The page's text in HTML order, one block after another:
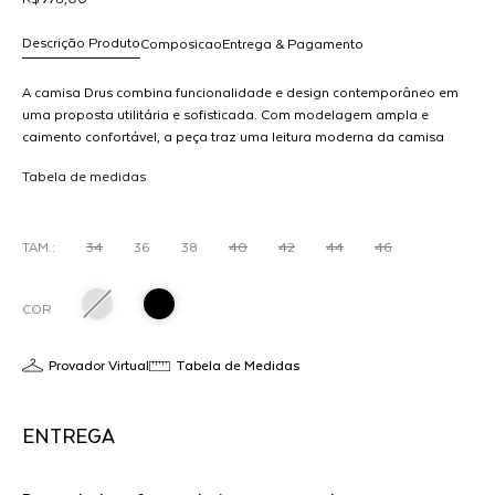
Composicao
Descrição Produto Entrega & Pagamento
A camisa Drus combina funcionalidade e design contemporâneo em
uma proposta utilitária e sofisticada. Com modelagem ampla e
caimento confortável, a peça traz uma leitura moderna da camisa
caráter técnico do design, enquanto o fechamento frontal com
de presença.Versátil e marcante, a camisa Drus transita entre
usada como peça principal ou em sobreposição.
Tabela de medidas
TAM.: 34 36 38 40 42 44 46
COR
Provador Virtual Tabela de Medidas
ENTREGA